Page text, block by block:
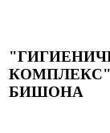
КОМПЛЕКС"
БИШОНА